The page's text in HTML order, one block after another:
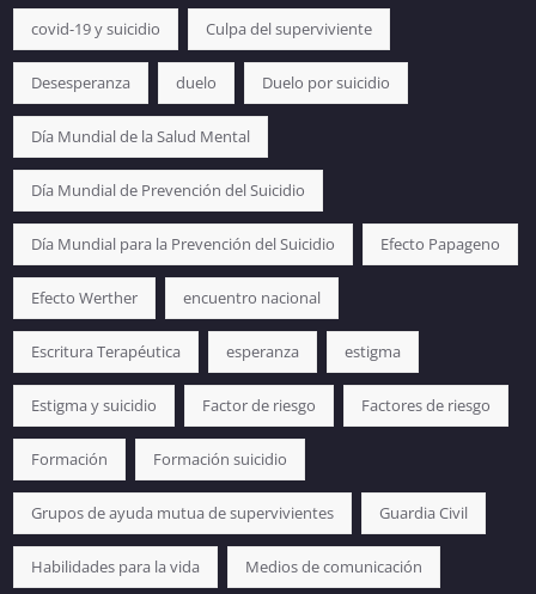
covid-19 y suicidio Culpa del superviviente
Desesperanza duelo Duelo por suicidio
Día Mundial de la Salud Mental
Día Mundial de Prevención del Suicidio
Día Mundial para la Prevención del Suicidio Efecto Papageno
Efecto Werther encuentro nacional
Escritura Terapéutica esperanza estigma
Estigma y suicidio Factor de riesgo Factores de riesgo
Formación Formación suicidio
Grupos de ayuda mutua de supervivientes Guardia Civil
Habilidades para la vida Medios de comunicación